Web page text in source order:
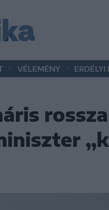
VÉLEMÉNY ERDÉLYI